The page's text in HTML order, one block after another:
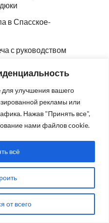
улучшения вашего
рекламы или
Нажав "Принять все",
нами файлов cookie.
от всего
всё
в Спасское-
с руководством
письмо Н. Мадуро —
жив!
автоматизация и контроль
там, где обычные разговоры